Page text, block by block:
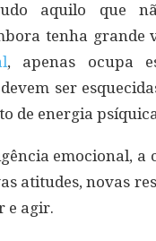
aquilo que
tenha grande
, apenas ocupa
ser
de energia
emocional, a
atitudes, novas
e agir.